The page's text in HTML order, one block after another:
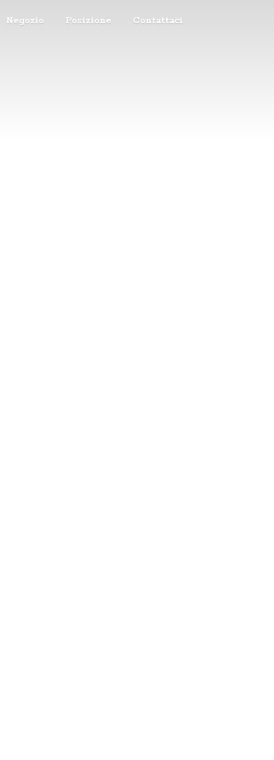
Negozio Posizione Contattaci